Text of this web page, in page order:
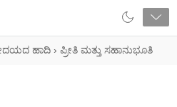
ಹಾದಿ › ಪ್ರೀತಿ ಮತ್ತು ಸಹಾನುಭೂತಿ